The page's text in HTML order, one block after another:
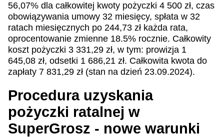
56,07% dla całkowitej kwoty pożyczki 4 500 zł, czas
obowiązywania umowy 32 miesięcy, spłata w 32
ratach miesięcznych po 244,73 zł każda rata,
oprocentowanie zmienne 18.5% rocznie. Całkowity
koszt pożyczki 3 331,29 zł, w tym: prowizja 1
645,08 zł, odsetki 1 686,21 zł. Całkowita kwota do
zapłaty 7 831,29 zł (stan na dzień 23.09.2024).
Procedura uzyskania
pożyczki ratalnej w
SuperGrosz - nowe warunki